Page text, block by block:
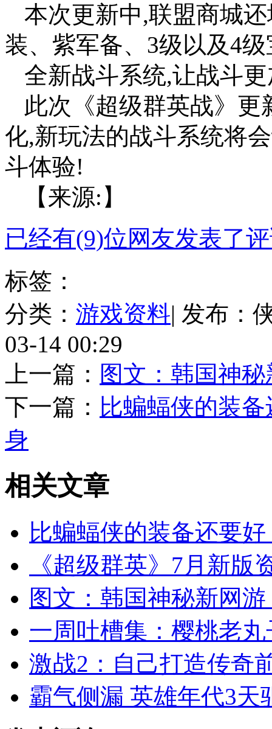
本次更新中,联盟商城
装、紫军备、3级以及4
全新战斗系统,让战斗
此次《超级群英战》
化,新玩法的战斗系统将
斗体验!
【来源:】
已经有(9)位网友发表了
标签：
分类： 游戏资料| 发布：
03-14 00:29
上一篇： 图文：韩国神
下一篇： 比蝙蝠侠的装
身
相关文章
比蝙蝠侠的装备还要
《超级群英》7月新版
图文：韩国神秘新网
一周吐槽集：樱桃老
激战2：自己打造传奇
霸气侧漏 英雄年代3天